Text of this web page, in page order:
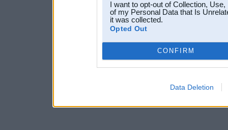
I want to opt-out of Collection,
of my Personal Data that Is
it was collected.
Opted Out
CONFIRM
Data Deletion